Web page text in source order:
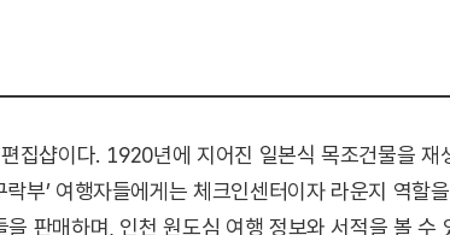
집샵이다. 1920년에 지어진 일본식 목조건물을 재
부’ 여행자들에게는 체크인센터이자 라운지 역할
판매하며, 인천 원도심 여행 정보와 서적을 볼 수